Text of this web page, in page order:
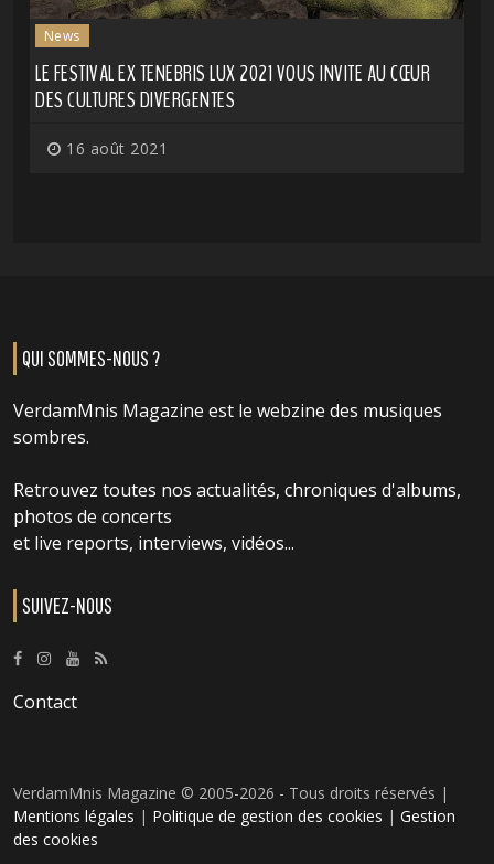
News
LE FESTIVAL EX TENEBRIS LUX 2021 VOUS INVITE AU CŒUR
DES CULTURES DIVERGENTES
16 août 2021
QUI SOMMES-NOUS ?
VerdamMnis Magazine est le webzine des musiques
sombres.
Retrouvez toutes nos actualités, chroniques d'albums,
photos de concerts
et live reports, interviews, vidéos...
SUIVEZ-NOUS
Contact
VerdamMnis Magazine © 2005-2026 - Tous droits réservés |
Mentions légales | Politique de gestion des cookies | Gestion
des cookies